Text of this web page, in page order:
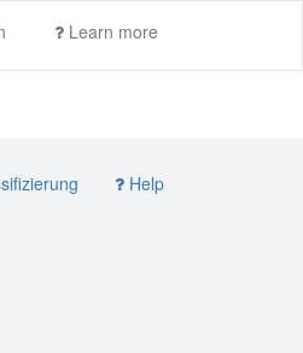
Learn more
Help